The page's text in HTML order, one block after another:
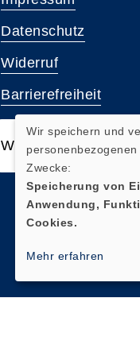
Datenschutz
Widerruf
Barrierefreiheit
Widerrufsformular
Wir speichern und
Zwecke:
Speicherung von
Anwendung,
Cookies.
Mehr erfahren